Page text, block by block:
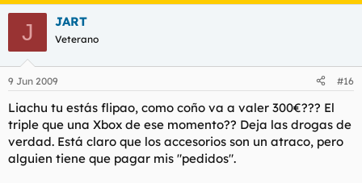
J JART
Veterano
9 Jun 2009 #16
Liachu tu estás flipao, como coño va a valer 300€??? El
triple que una Xbox de ese momento?? Deja las drogas de
verdad. Está claro que los accesorios son un atraco, pero
alguien tiene que pagar mis "pedidos".